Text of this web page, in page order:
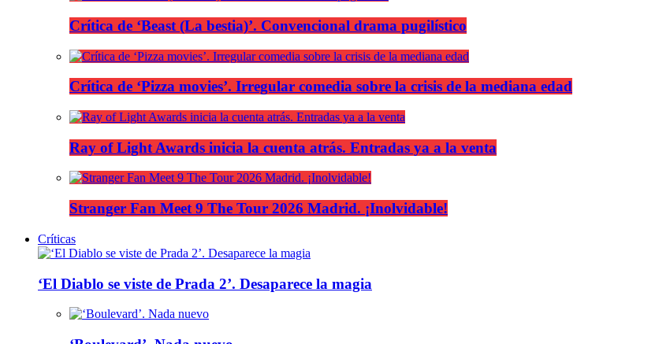
Crítica de ‘Beast (La bestia)’. Convencional drama pugilístico
Crítica de ‘Pizza movies’. Irregular comedia sobre la crisis de la mediana edad
Ray of Light Awards inicia la cuenta atrás. Entradas ya a la venta
Stranger Fan Meet 9 The Tour 2026 Madrid. ¡Inolvidable!
Críticas
‘El Diablo se viste de Prada 2’. Desaparece la magia